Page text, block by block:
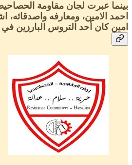
بينما عبرت لجان مقاومة
احمد الامين، ومعارفه
امين كان أحد التروس البارزين